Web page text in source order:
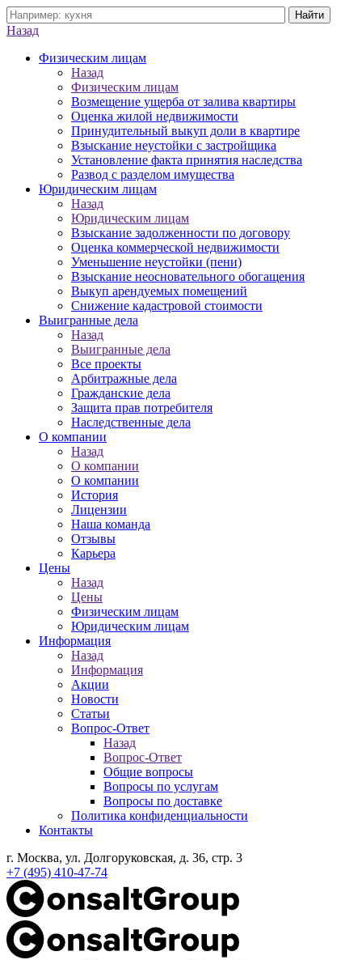
Назад
Физическим лицам
Назад
Физическим лицам
Возмещение ущерба от залива квартиры
Оценка жилой недвижимости
Принудительный выкуп доли в квартире
Взыскание неустойки с застройщика
Установление факта принятия наследства
Развод с разделом имущества
Юридическим лицам
Назад
Юридическим лицам
Взыскание задолженности по договору
Оценка коммерческой недвижимости
Уменьшение неустойки (пени)
Взыскание неосновательного обогащения
Выкуп арендуемых помещений
Снижение кадастровой стоимости
Выигранные дела
Назад
Выигранные дела
Все проекты
Арбитражные дела
Гражданские дела
Защита прав потребителя
Наследственные дела
О компании
Назад
О компании
О компании
История
Лицензии
Наша команда
Отзывы
Карьера
Цены
Назад
Цены
Физическим лицам
Юридическим лицам
Информация
Назад
Информация
Акции
Новости
Статьи
Вопрос-Ответ
Назад
Вопрос-Ответ
Общие вопросы
Вопросы по услугам
Вопросы по доставке
Политика конфиденциальности
Контакты
г. Москва, ул. Долгоруковская, д. 36, стр. 3
+7 (495) 410-47-74